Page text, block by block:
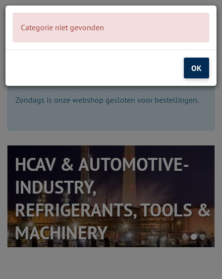
Open
Zondags is onze webshop gesloten voor bestellingen.
HCAV & AUTOMOTIVE-
INDUSTRY,
REFRIGERANTS, TOOLS &
MACHINERY
B2B ONLY!
Categorie niet gevonden
OK